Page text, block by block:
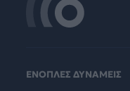
ΕΝΟΠΛΕΣ ΔΥΝΑΜΕΙΣ